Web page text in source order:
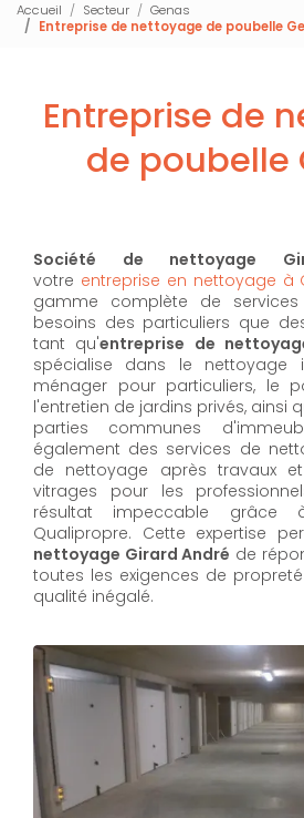
Accueil Secteur
Genas
Entreprise de nettoyage de poubelle
Entreprise de
de poubelle
Société de nettoyage
votre entreprise en nettoyage à
gamme complète de
besoins des particuliers que
tant qu'entreprise de
spécialise dans le nettoyage
ménager pour particuliers, le
l'entretien de jardins privés, ainsi
parties communes
également des services de
de nettoyage après travaux
vitrages pour les
résultat impeccable grâce
Qualipropre. Cette expertise
nettoyage Girard André de
toutes les exigences de
qualité inégalé.